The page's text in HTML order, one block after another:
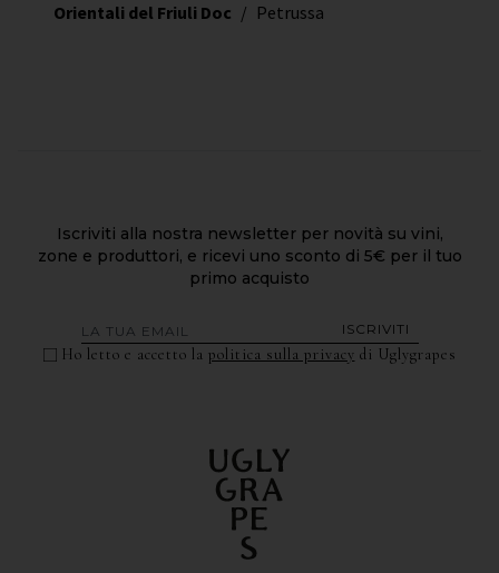
Orientali del Friuli Doc / Petrussa
Iscriviti alla nostra newsletter per novità su vini,
zone e produttori, e ricevi uno sconto di 5€ per il tuo
primo acquisto
ISCRIVITI
Ho letto e accetto la politica sulla privacy di Uglygrapes